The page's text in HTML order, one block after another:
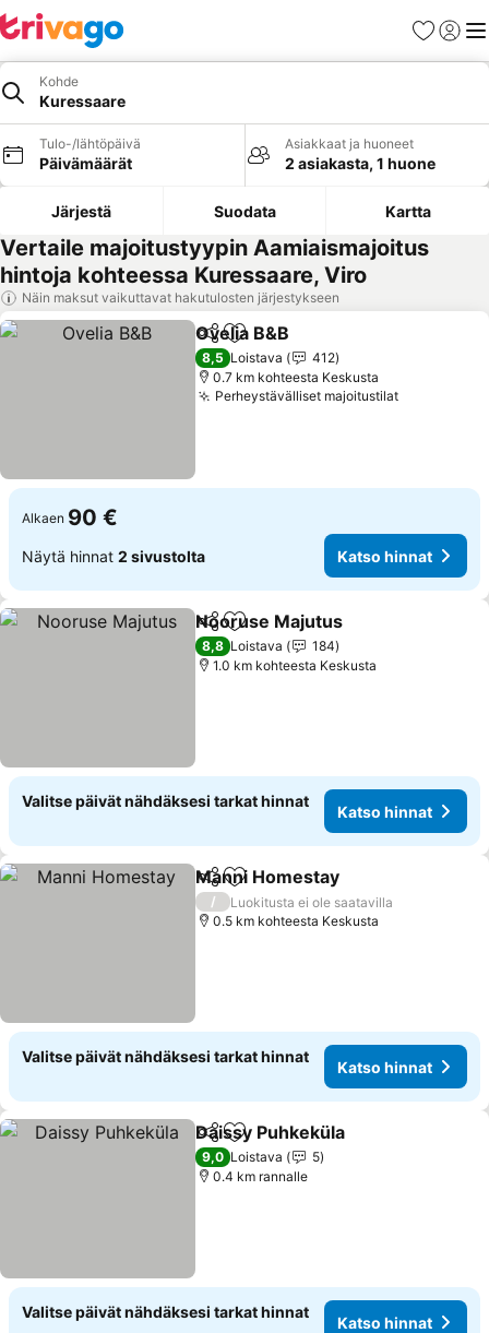
Suosikit
Kohde
Kuressaare
Tulo-/lähtöpäivä
Päivämäärät
Asiakkaat ja huoneet
2 asiakasta, 1 huone
Järjestä Suodata Kartta
Vertaile majoitustyypin Aamiaismajoitus
hintoja kohteessa Kuressaare, Viro
Näin maksut vaikuttavat hakutulosten järjestykseen
Jaa Lisää suosikkeihin
Ovelia B&B
8,5 Loistava
412
0.7 km kohteesta Keskusta
Perheystävälliset majoitustilatKatso
Alkaen 90 €
Näytä hinnat 2 sivustolta Katso hinnat
Jaa Lisää suosikkeihin
Nooruse Majutus
8,8 Loistava
184
1.0 km kohteesta Keskusta
Valitse päivät nähdäksesi tarkat hinnat
Katso hinnat
Jaa Lisää suosikkeihin
Manni Homestay
/
Luokitusta ei ole saatavilla
0.5 km kohteesta Keskusta
Valitse päivät nähdäksesi tarkat hinnat
Katso hinnat
Jaa Lisää suosikkeihin
Daissy Puhkeküla
9,0 Loistava
5
0.4 km rannalle
Valitse päivät nähdäksesi tarkat hinnat
Katso hinnat